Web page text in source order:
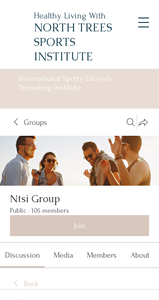
Healthy Living With
NORTH TREES
SPORTS
INSTITUTE
International Sporty Lifestyle
Promoting Institute
Groups
Ntsi Group
Public · 105 members
Join
Discussion Media Members About
Back